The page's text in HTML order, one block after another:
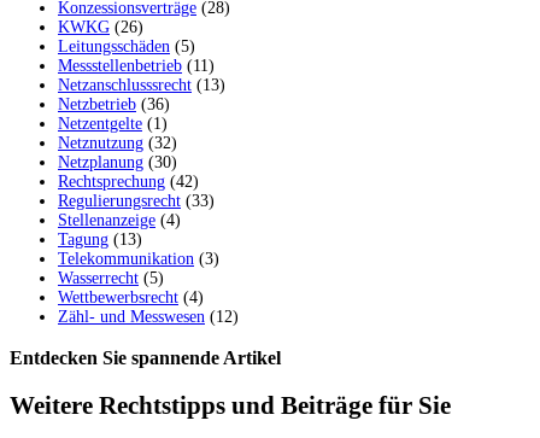
Konzessionsverträge (28)
KWKG (26)
Leitungsschäden (5)
Messstellenbetrieb (11)
Netzanschlusssrecht (13)
Netzbetrieb (36)
Netzentgelte (1)
Netznutzung (32)
Netzplanung (30)
Rechtsprechung (42)
Regulierungsrecht (33)
Stellenanzeige (4)
Tagung (13)
Telekommunikation (3)
Wasserrecht (5)
Wettbewerbsrecht (4)
Zähl- und Messwesen (12)
Entdecken Sie spannende Artikel
Weitere Rechtstipps und Beiträge für Sie